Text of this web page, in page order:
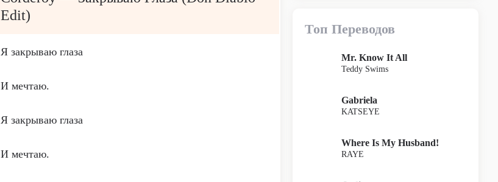
Edit)
Я закрываю глаза
И мечтаю.
Я закрываю глаза
И мечтаю.
Топ Переводов
Mr. Know It All
Teddy Swims
Gabriela
KATSEYE
Where Is My Husband!
RAYE